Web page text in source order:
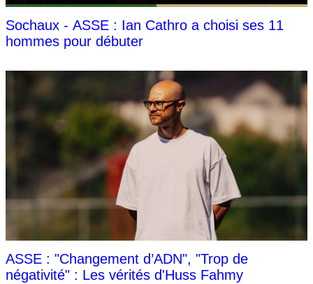
Sochaux - ASSE : Ian Cathro a choisi ses 11
hommes pour débuter
ASSE : "Changement d’ADN", "Trop de
négativité" : Les vérités d'Huss Fahmy